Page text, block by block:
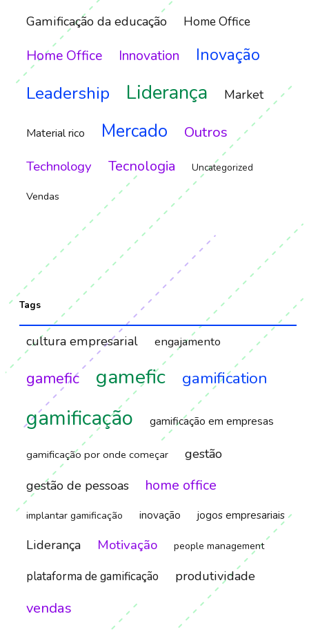
Gamificação da educação Home Office
Home Office Innovation Inovação
Leadership Liderança Market
Material rico Mercado Outros
Technology Tecnologia Uncategorized
Vendas
Tags
cultura empresarial engajamento
gamefic gamefic gamification
gamificação gamificação em empresas
gamificação por onde começar
gestão
gestão de pessoas
home office
implantar gamificação inovação jogos empresariais
Liderança Motivação people management
plataforma de gamificação produtividade
vendas